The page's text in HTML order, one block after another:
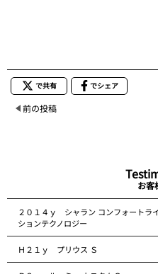
で共有 でシェア
前の投稿
お客
２０１４ｙ シャラン コンフォートラ
ションテクノロジー
Ｈ２１ｙ プリウス Ｓ